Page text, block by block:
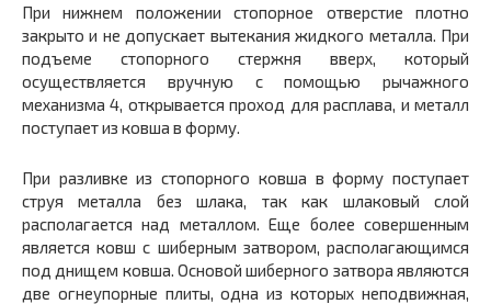
При нижнем положении стопорное отверстие плотно
закрыто и не допускает вытекания жидкого металла. При
подъеме стопорного стержня вверх, который
осуществляется вручную с помощью рычажного
механизма 4, открывается проход для расплава, и металл
поступает из ковша в форму.
При разливке из стопорного ковша в форму поступает
струя металла без шлака, так как шлаковый слой
располагается над металлом. Еще более совершенным
является ковш с шиберным затвором, располагающимся
под днищем ковша. Основой шиберного затвора являются
две огнеупорные плиты, одна из которых неподвижная,